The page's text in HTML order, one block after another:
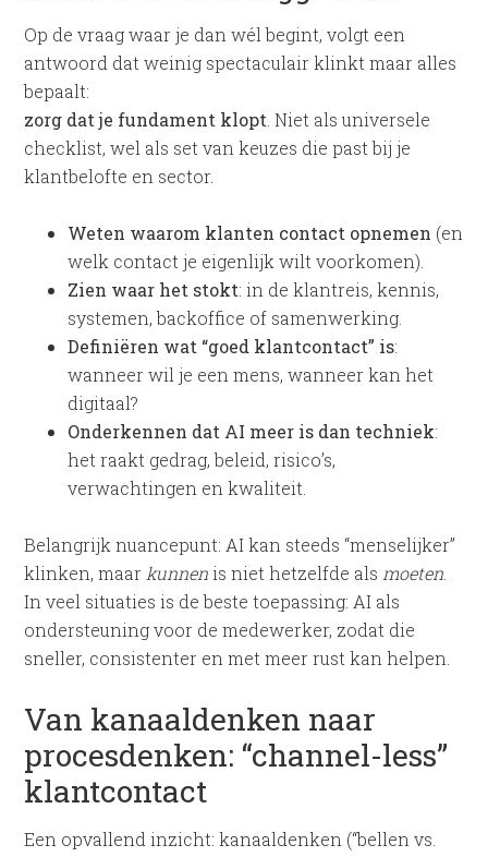
Op de vraag waar je dan wél begint, volgt een
antwoord dat weinig spectaculair klinkt maar alles
bepaalt:
zorg dat je fundament klopt . Niet als universele
checklist, wel als set van keuzes die past bij je
klantbelofte en sector.
Weten waarom klanten contact opnemen (en
welk contact je eigenlijk wilt voorkomen).
Zien waar het stokt: in de klantreis, kennis,
systemen, backoffice of samenwerking.
Definiëren wat “goed klantcontact” is:
wanneer wil je een mens, wanneer kan het
digitaal?
Onderkennen dat AI meer is dan techniek:
het raakt gedrag, beleid, risico’s,
verwachtingen en kwaliteit.
Belangrijk nuancepunt: AI kan steeds “menselijker”
klinken, maar kunnenis niet hetzelfde als moeten
In veel situaties is de beste toepassing: AI als
ondersteuning voor de medewerker, zodat die
sneller, consistenter en met meer rust kan helpen.
Van kanaaldenken naar
procesdenken: “channel-less”
klantcontact
Een opvallend inzicht: kanaaldenken (“bellen vs.